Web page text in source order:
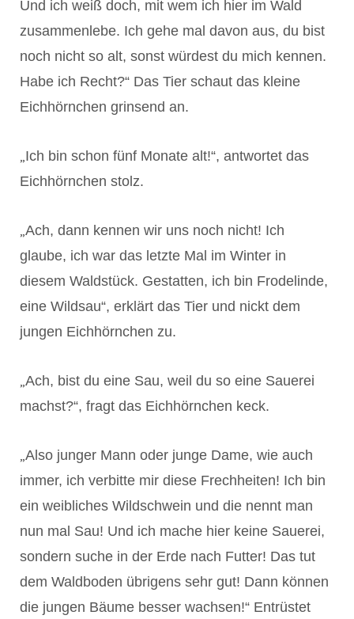
Und ich weiß doch, mit wem ich hier im Wald
zusammenlebe. Ich gehe mal davon aus, du bist
noch nicht so alt, sonst würdest du mich kennen.
Habe ich Recht?“ Das Tier schaut das kleine
Eichhörnchen grinsend an.
Ich bin schon fünf Monate alt!“, antwortet das
Eichhörnchen stolz.
Ach, dann kennen wir uns noch nicht! Ich
glaube, ich war das letzte Mal im Winter in
diesem Waldstück. Gestatten, ich bin Frodelinde,
eine Wildsau“, erklärt das Tier und nickt dem
jungen Eichhörnchen zu.
Ach, bist du eine Sau, weil du so eine Sauerei
machst?“, fragt das Eichhörnchen keck.
Also junger Mann oder junge Dame, wie auch
immer, ich verbitte mir diese Frechheiten! Ich bin
ein weibliches Wildschwein und die nennt man
nun mal Sau! Und ich mache hier keine Sauerei,
sondern suche in der Erde nach Futter! Das tut
dem Waldboden übrigens sehr gut! Dann können
die jungen Bäume besser wachsen!“ Entrüstet